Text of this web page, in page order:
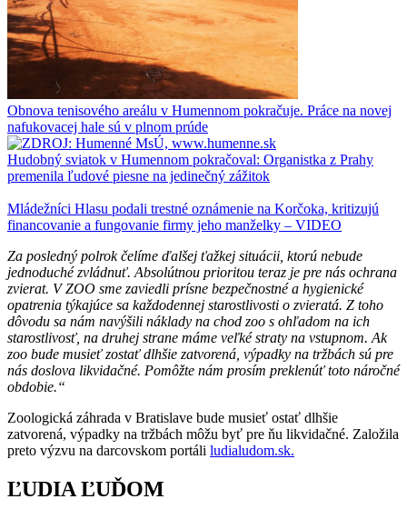
Obnova tenisového areálu v Humennom pokračuje. Práce na novej
nafukovacej hale sú v plnom prúde
Hudobný sviatok v Humennom pokračoval: Organistka z Prahy
premenila ľudové piesne na jedinečný zážitok
Mládežníci Hlasu podali trestné oznámenie na Korčoka, kritizujú
financovanie a fungovanie firmy jeho manželky – VIDEO
Za posledný polrok čelíme ďalšej ťažkej situácii, ktorú nebude
jednoduché zvládnuť. Absolútnou prioritou teraz je pre nás ochrana
zvierat. V ZOO sme zaviedli prísne bezpečnostné a hygienické
opatrenia týkajúce sa každodennej starostlivosti o zvieratá. Z toho
dôvodu sa nám navýšili náklady na chod zoo s ohľadom na ich
starostlivosť, na druhej strane máme veľké straty na vstupnom. Ak
zoo bude musieť zostať dlhšie zatvorená, výpadky na tržbách sú pre
nás doslova likvidačné. Pomôžte nám prosím preklenúť toto náročné
obdobie.“
Zoologická záhrada v Bratislave bude musieť ostať dlhšie
zatvorená, výpadky na tržbách môžu byť pre ňu likvidačné. Založila
preto výzvu na darcovskom portáli ludialudom.sk.
ĽUDIA ĽUĎOM